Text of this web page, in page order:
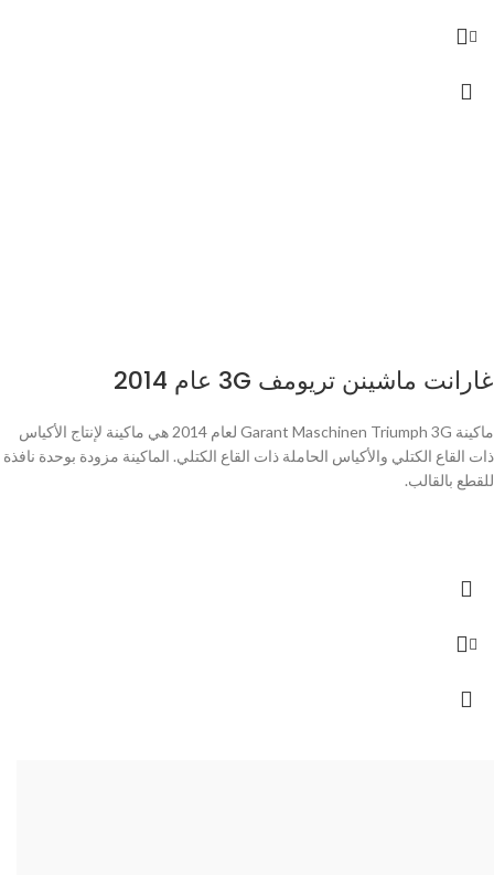
غارانت ماشينن تريومف 3G عام 2014
ماكينة Garant Maschinen Triumph 3G لعام 2014 هي ماكينة لإنتاج الأكياس
ذات القاع الكتلي والأكياس الحاملة ذات القاع الكتلي. الماكينة مزودة بوحدة نافذة
للقطع بالقالب.